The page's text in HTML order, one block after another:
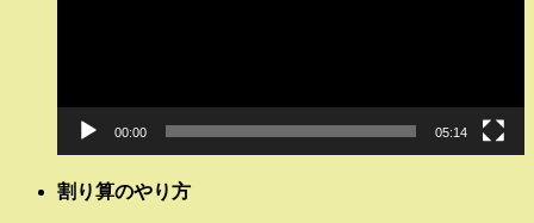
00:00 05:14
割り算のやり方